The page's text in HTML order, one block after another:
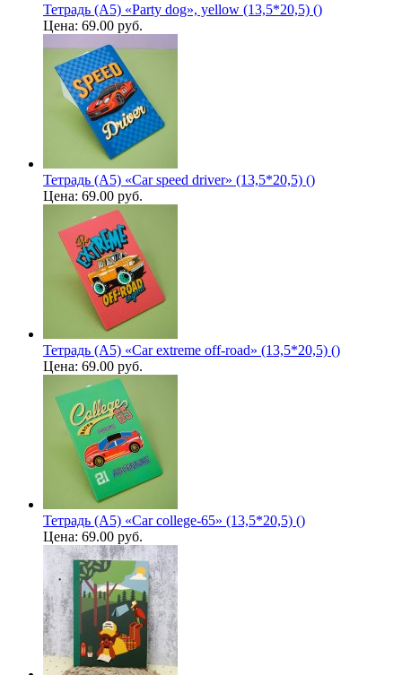
Тетрадь (A5) «Party dog», yellow (13,5*20,5) ()
Цена: 69.00 руб.
Тетрадь (A5) «Car speed driver» (13,5*20,5) ()
Цена: 69.00 руб.
Тетрадь (A5) «Car extreme off-road» (13,5*20,5) ()
Цена: 69.00 руб.
Тетрадь (A5) «Car college-65» (13,5*20,5) ()
Цена: 69.00 руб.